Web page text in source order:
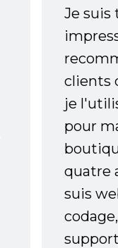
Je
clients
je
pour
quatre
suis